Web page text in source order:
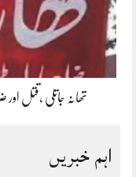
تھانہ جاتلی ،قتل
اہم خبریں